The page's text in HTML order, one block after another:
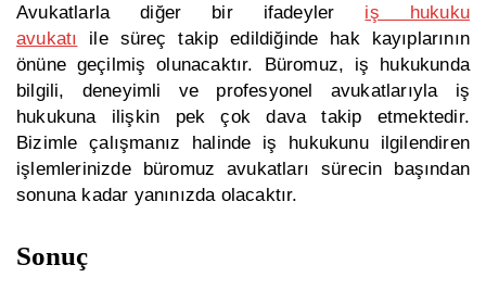
Avukatlarla diğer bir ifadeyler iş hukuku
avukatı
ile süreç takip edildiğinde hak kayıplarının
önüne geçilmiş olunacaktır. Büromuz, iş hukukunda
bilgili, deneyimli ve profesyonel avukatlarıyla iş
hukukuna ilişkin pek çok dava takip etmektedir.
Bizimle çalışmanız halinde iş hukukunu ilgilendiren
işlemlerinizde büromuz avukatları sürecin başından
sonuna kadar yanınızda olacaktır.
Sonuç